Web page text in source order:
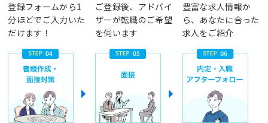
登録フォームから1
分ほどでご入力いた
だけます！
ご登録後、アドバイ
ザーが転職のご希望
を伺います
豊富な求人情報か
ら、あなたに合った
求人をご紹介